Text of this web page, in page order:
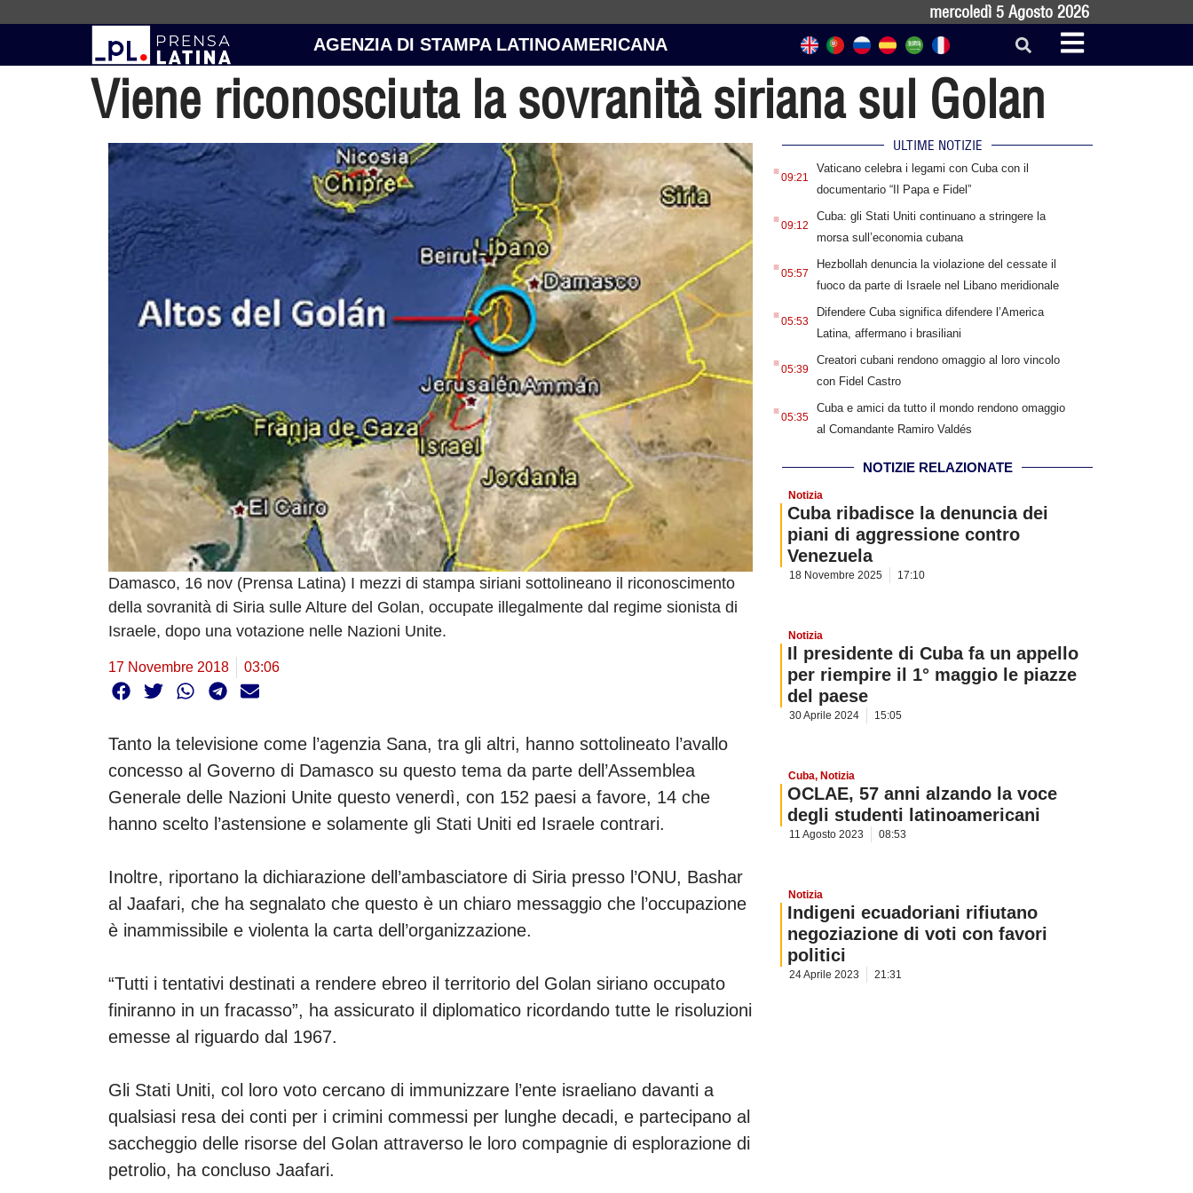
mercoledì 5 Agosto 2026
AGENZIA DI STAMPA LATINOAMERICANA
Viene riconosciuta la sovranità siriana sul Golan
Damasco, 16 nov (Prensa Latina) I mezzi di stampa siriani sottolineano il riconoscimento
della sovranità di Siria sulle Alture del Golan, occupate illegalmente dal regime sionista di
Israele, dopo una votazione nelle Nazioni Unite.
17 Novembre 2018 03:06
Tanto la televisione come l’agenzia Sana, tra gli altri, hanno sottolineato l’avallo
concesso al Governo di Damasco su questo tema da parte dell’Assemblea
Generale delle Nazioni Unite questo venerdì, con 152 paesi a favore, 14 che
hanno scelto l’astensione e solamente gli Stati Uniti ed Israele contrari.
Inoltre, riportano la dichiarazione dell’ambasciatore di Siria presso l’ONU, Bashar
al Jaafari, che ha segnalato che questo è un chiaro messaggio che l’occupazione
è inammissibile e violenta la carta dell’organizzazione.
“Tutti i tentativi destinati a rendere ebreo il territorio del Golan siriano occupato
finiranno in un fracasso”, ha assicurato il diplomatico ricordando tutte le risoluzioni
emesse al riguardo dal 1967.
Gli Stati Uniti, col loro voto cercano di immunizzare l’ente israeliano davanti a
qualsiasi resa dei conti per i crimini commessi per lunghe decadi, e partecipano al
saccheggio delle risorse del Golan attraverso le loro compagnie di esplorazione di
petrolio, ha concluso Jaafari.
ULTIME NOTIZIE
.09:21
Vaticano celebra i legami con Cuba con il
documentario “Il Papa e Fidel”
.09:12
Cuba: gli Stati Uniti continuano a stringere la
morsa sull’economia cubana
.05:57
Hezbollah denuncia la violazione del cessate il
fuoco da parte di Israele nel Libano meridionale
.05:53
Difendere Cuba significa difendere l’America
Latina, affermano i brasiliani
.05:39
Creatori cubani rendono omaggio al loro vincolo
con Fidel Castro
.05:35
Cuba e amici da tutto il mondo rendono omaggio
al Comandante Ramiro Valdés
NOTIZIE RELAZIONATE
Notizia
Cuba ribadisce la denuncia dei
piani di aggressione contro
Venezuela
18 Novembre 2025 17:10
Notizia
Il presidente di Cuba fa un appello
per riempire il 1° maggio le piazze
del paese
30 Aprile 2024 15:05
Cuba, Notizia
OCLAE, 57 anni alzando la voce
degli studenti latinoamericani
11 Agosto 2023 08:53
Notizia
Indigeni ecuadoriani rifiutano
negoziazione di voti con favori
politici
24 Aprile 2023 21:31